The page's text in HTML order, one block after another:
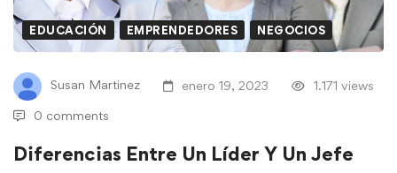
EDUCACIÓN EMPRENDEDORES NEGOCIOS
Susan Martinez enero 19, 2023 1.171 views
0 comments
Diferencias Entre Un Líder Y Un Jefe